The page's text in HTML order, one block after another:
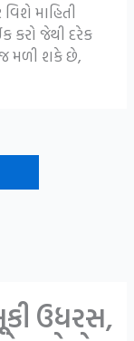
માહિતી
કરો જેથી દરેક
મળી શકે છે,
ઉધરસ,